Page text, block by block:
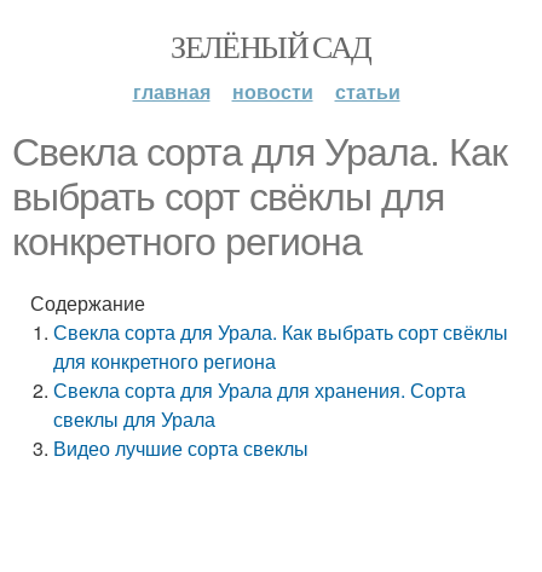
ЗЕЛЁНЫЙ САД
главная новости статьи
Свекла сорта для Урала. Как
выбрать сорт свёклы для
конкретного региона
Содержание
Свекла сорта для Урала. Как выбрать сорт свёклы
для конкретного региона
Свекла сорта для Урала для хранения. Сорта
свеклы для Урала
Видео лучшие сорта свеклы